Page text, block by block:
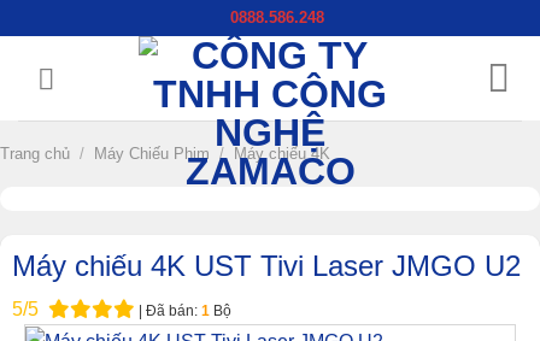
0888.586.248
Trang chủ / Máy Chiếu Phim / Máy chiếu 4K
Máy chiếu 4K UST Tivi Laser JMGO U2
5/5 | Đã bán: 1Bộ